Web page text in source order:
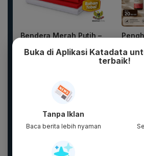
Bendera Merah Putih –
Premium – Jahitan Kuat
Lama
Linen...
Buka di Aplikasi Katadata
terbaik!
Tanpa Iklan
Baca berita lebih nyaman